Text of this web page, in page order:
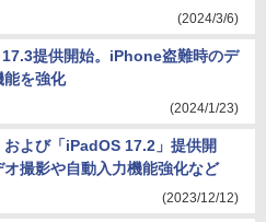
(2024/3/6)
提供開始。iPhone盗難時のデ
能を強化
(2024/1/23)
および「iPadOS 17.2」提供開
撮影や自動入力機能強化など
(2023/12/12)